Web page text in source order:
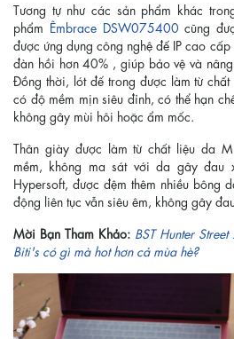
Tương tự như các sản phẩm khác
phẩm Êmbrace DSW075400 cũng
được ứng dụng công nghệ đế IP cao
đàn hồi hơn 40% , giúp bảo vệ và
Đồng thời, lót đế trong được làm từ
có độ mềm mịn siêu đỉnh, có thể hạn
không gây mùi hôi hoặc ẩm mốc.
Thân giày được làm từ chất liệu da
mềm, không ma sát với da gây đau
Hypersoft, được đệm thêm nhiều bông
động liên tục vẫn siêu êm, không gây
Mời Bạn Tham Khảo: BST Hunter
Biti's có gì mà hot hơn cả mùa hè?